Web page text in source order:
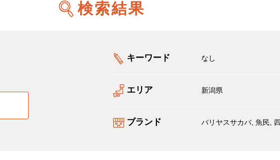
検索結果
キーワード なし
エリア 新潟県
ブランド バリヤスサカバ 魚民